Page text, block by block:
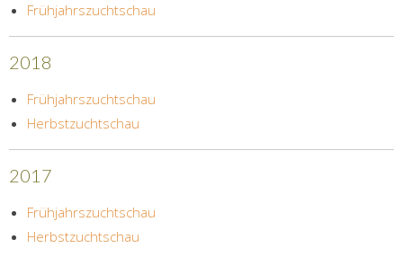
Frühjahrszuchtschau
2018
Frühjahrszuchtschau
Herbstzuchtschau
2017
Frühjahrszuchtschau
Herbstzuchtschau